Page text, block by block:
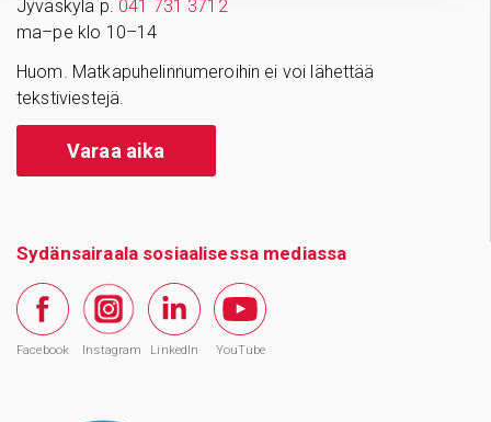
Jyväskylä p. 041 731 3712
ma–pe klo 10–14
Huom. Matkapuhelinnumeroihin ei voi lähettää
tekstiviestejä.
Varaa aika
Sydänsairaala sosiaalisessa mediassa
Facebook Instagram LinkedIn YouTube